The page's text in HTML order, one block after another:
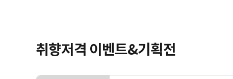
취향저격 이벤트&기획전